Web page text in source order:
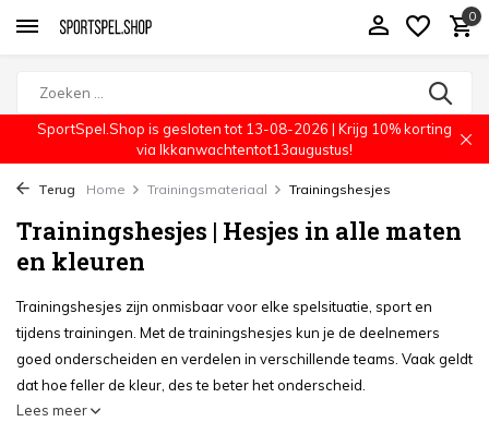
0
SportSpel.Shop is gesloten tot 13-08-2026 | Krijg 10% korting
via Ikkanwachtentot13augustus!
Terug Home Trainingsmateriaal Trainingshesjes
Trainingshesjes | Hesjes in alle maten
en kleuren
Trainingshesjes zijn onmisbaar voor elke spelsituatie, sport en
tijdens trainingen. Met de trainingshesjes kun je de deelnemers
goed onderscheiden en verdelen in verschillende teams. Vaak geldt
dat hoe feller de kleur, des te beter het onderscheid.
Lees meer